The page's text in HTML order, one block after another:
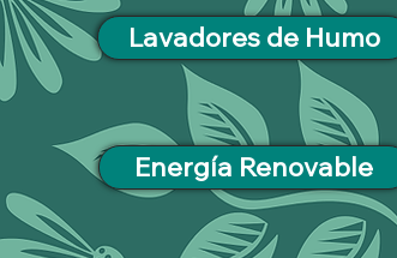
Lavadores de Humo
Energía Renovable